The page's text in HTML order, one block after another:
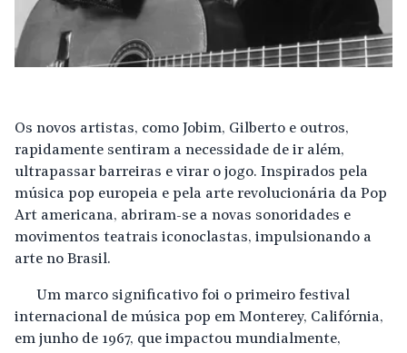
Os novos artistas, como Jobim, Gilberto e outros,
rapidamente sentiram a necessidade de ir além,
ultrapassar barreiras e virar o jogo. Inspirados pela
música pop europeia e pela arte revolucionária da Pop
Art americana, abriram-se a novas sonoridades e
movimentos teatrais iconoclastas, impulsionando a
arte no Brasil.
Um marco significativo foi o primeiro festival
internacional de música pop em Monterey, Califórnia,
em junho de 1967, que impactou mundialmente,